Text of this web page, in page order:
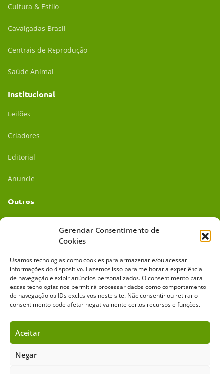
Gerenciar Consentimento de
Cookies
Usamos tecnologias como cookies para armazenar e/ou acessar
informações do dispositivo. Fazemos isso para melhorar a experiência
de navegação e exibir anúncios personalizados. O consentimento para
essas tecnologias nos permitirá processar dados como comportamento
de navegação ou IDs exclusivos neste site. Não consentir ou retirar o
consentimento pode afetar negativamente certos recursos e funções.
Aceitar
Negar
Cultura & Estilo
Cavalgadas Brasil
Centrais de Reprodução
Saúde Animal
Institucional
Leilões
Criadores
Editorial
Anuncie
Outros
Mídia Kit
Sobre o Cavalus Leilões Anuncie